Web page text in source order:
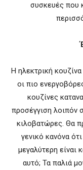
συσκευές που
Η ηλεκτρική
οι πιο
κουζίνες
προσέγγιση λοιπόν
κιλοβατώρες. Θα
γενικό κανόνα
μεγαλύτερη είναι
αυτό; Τα παλιά